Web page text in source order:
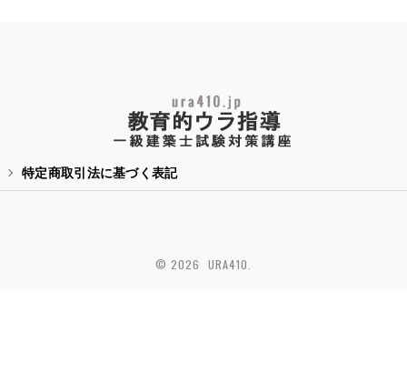
特定商取引法に基づく表記
© 2026 URA410.